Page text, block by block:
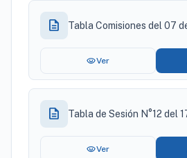
description Tabla Comisiones del 07
visibilityVer
description Tabla de Sesión N°12 del
visibilityVer